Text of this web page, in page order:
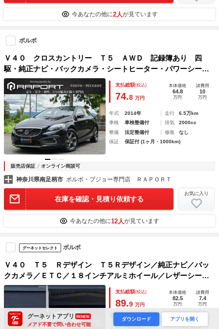
今あなたの他に2人が見ています
ボルボ
Ｖ４０ クロスカントリー Ｔ５ ＡＷＤ 記録簿あり 四
駆・純正ナビ・バックカメラ・シートヒーター・パワーシー
ト・レーダークルーズ・インテリセーフ・レーンキープ・バッ
クソナー・レザーシート・オートライト・ＥＴＣ
支払総額(税込)
74.8 万円
本体価格
64.8
万円
諸費用
10
万円
年式 2014年 走行
6.5万km
車検
車検整備付 排気
2000cc
整備
法定整備付 修復
なし
保証
保証付 (1ヶ月・1000km)
販売店保証 オンライン商談可
神奈川県南足柄市 ボルボ・プジョー専門店 ＲＡＰＯＲＴ
在庫を確認・見積り依頼する
お気に入り
今あなたの他に12人が見ています
グーネットセレクト ボルボ
Ｖ４０ Ｔ５ Ｒデザイン Ｔ５Ｒデザイン／純正ナビ／バッ
クカメラ／ＥＴＣ／１８インチアルミホイール／レザーシート
／パワーシート／Ｒデザイン専用インテリア／オートクルーズ
／ステアリングスイッチ／ウインカーミラー／スペアキー／取
説
支払総額(税込)
89.9 万円
本体価格
82.5
万円
諸費用
7.4
万円
通常ローン 月々16,500
年式 2013年 走行 11.6万km
グーネットアプリ RENEW
メアド不要で問い合わせ可能
ダウンロード アプリを開く